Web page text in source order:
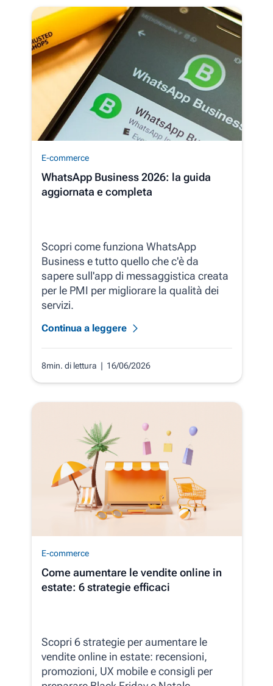
E-commerce
WhatsApp Business 2026: la guida
aggiornata e completa
Scopri come funziona WhatsApp
Business e tutto quello che c'è da
sapere sull'app di messaggistica creata
per le PMI per migliorare la qualità dei
servizi.
Continua a leggere
8min. di lettura | 16/06/2026
E-commerce
Come aumentare le vendite online in
estate: 6 strategie efficaci
Scopri 6 strategie per aumentare le
vendite online in estate: recensioni,
promozioni, UX mobile e consigli per